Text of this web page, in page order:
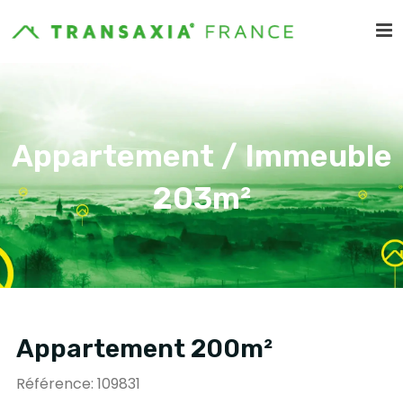
Appartement / Immeuble
203m²
Appartement 200m²
Référence: 109831